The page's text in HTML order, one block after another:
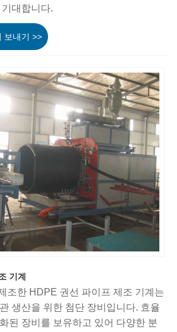
대합니다.
보내기 >>
기계
조한 HDPE 권선 파이프 제조 기계는
생산을 위한 첨단 장비입니다. 효율
된 장비를 보유하고 있어 다양한 분